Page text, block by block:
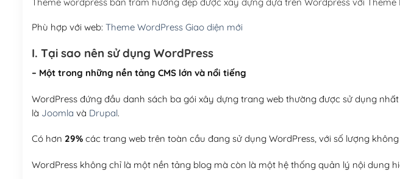
Theme wordpress bán trầm hương đẹp được xây dựng dựa trên Wordpress với Theme
Phù hợp với web: Theme WordPress Giao diện mới
I. Tại sao nên sử dụng WordPress
– Một trong những nền tảng CMS lớn và nổi tiếng
WordPress đứng đầu danh sách ba gói xây dựng trang web thường được sử dụng
là Joomla và Drupal.
Có hơn 29%các trang web trên toàn cầu đang sử dụng WordPress, với số lượng
WordPress không chỉ là một nền tảng blog mà còn là một hệ thống quản lý nội dung